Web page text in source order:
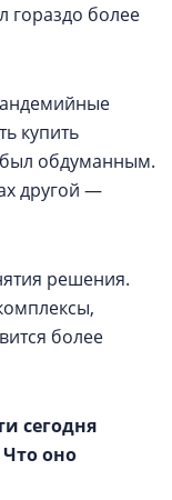
гораздо более
купить
был обдуманным.
другой —
решения.
более
сегодня
оно